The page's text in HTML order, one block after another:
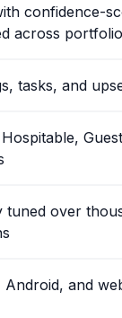
confidence-
across
tasks, and
tuned over
Android, and